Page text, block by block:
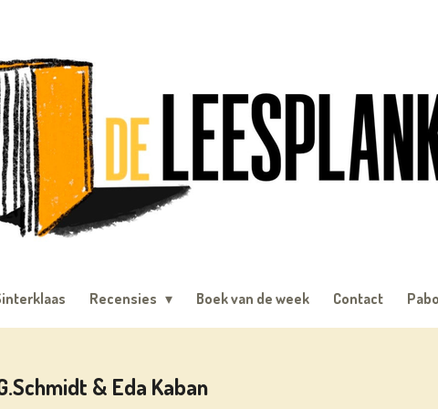
Recensies Boek van de week Contact
& Eda Kaban